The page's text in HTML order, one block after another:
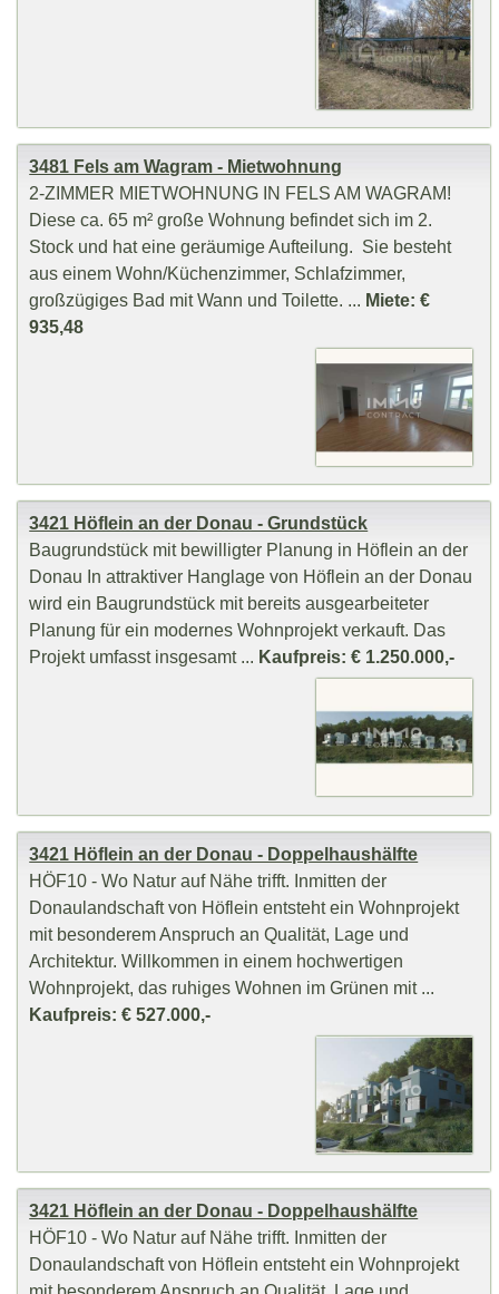
3481 Fels am Wagram - Mietwohnung
2-ZIMMER MIETWOHNUNG IN FELS AM WAGRAM!
Diese ca. 65 m² große Wohnung befindet sich im 2.
Stock und hat eine geräumige Aufteilung. Sie besteht
aus einem Wohn/Küchenzimmer, Schlafzimmer,
großzügiges Bad mit Wann und Toilette. ... Miete: €
935,48
3421 Höflein an der Donau - Grundstück
Baugrundstück mit bewilligter Planung in Höflein an der
Donau In attraktiver Hanglage von Höflein an der Donau
wird ein Baugrundstück mit bereits ausgearbeiteter
Planung für ein modernes Wohnprojekt verkauft. Das
Projekt umfasst insgesamt ... Kaufpreis: € 1.250.000,-
3421 Höflein an der Donau - Doppelhaushälfte
HÖF10 - Wo Natur auf Nähe trifft. Inmitten der
Donaulandschaft von Höflein entsteht ein Wohnprojekt
mit besonderem Anspruch an Qualität, Lage und
Architektur. Willkommen in einem hochwertigen
Wohnprojekt, das ruhiges Wohnen im Grünen mit ...
Kaufpreis: € 527.000,-
3421 Höflein an der Donau - Doppelhaushälfte
HÖF10 - Wo Natur auf Nähe trifft. Inmitten der
Donaulandschaft von Höflein entsteht ein Wohnprojekt